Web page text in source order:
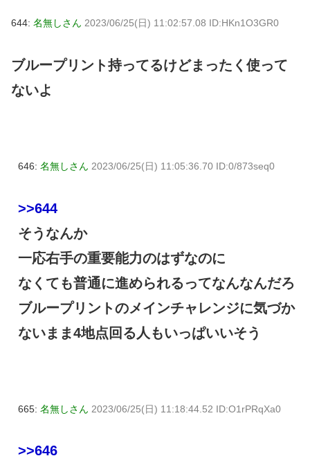
644: 名無しさん 2023/06/25(日) 11:02:57.08 ID:HKn1O3GR0
ブループリント持ってるけどまったく使って
ないよ
646: 名無しさん 2023/06/25(日) 11:05:36.70 ID:0/873seq0
>>644
そうなんか
一応右手の重要能力のはずなのに
なくても普通に進められるってなんなんだろ
ブループリントのメインチャレンジに気づか
ないまま4地点回る人もいっぱいいそう
665: 名無しさん 2023/06/25(日) 11:18:44.52 ID:O1rPRqXa0
>>646